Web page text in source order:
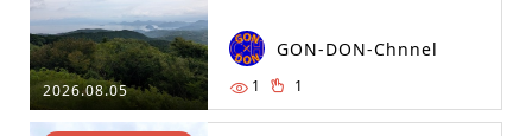
2026.08.05
GON-DON-Chnnel
1 1